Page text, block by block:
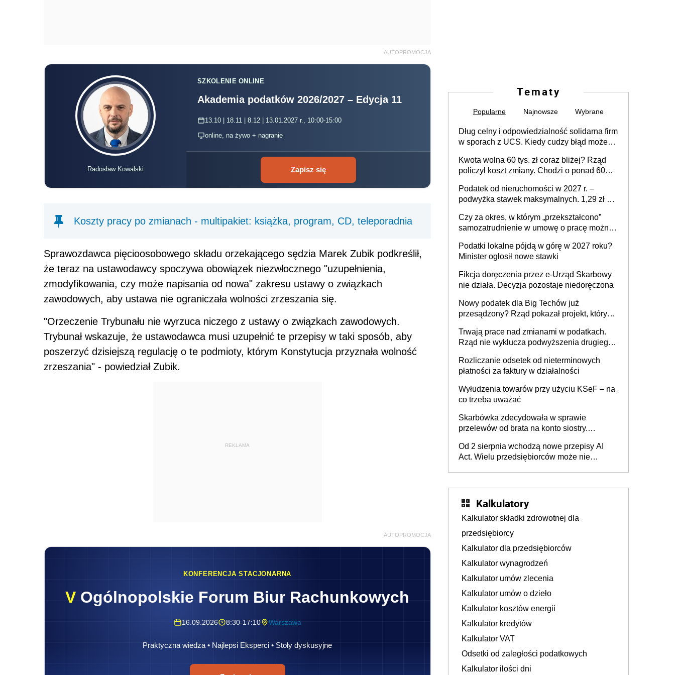
AUTOPROMOCJA
Radosław Kowalski
SZKOLENIE ONLINE
Akademia podatków 2026/2027 – Edycja 11
13.10 | 18.11 | 8.12 | 13.01.2027 r., 10:00-15:00
online, na żywo + nagranie
Zapisz się
Koszty pracy po zmianach - multipakiet: książka, program, CD, teleporadnia
Sprawozdawca pięcioosobowego składu orzekającego sędzia Marek Zubik podkreślił,
że teraz na ustawodawcy spoczywa obowiązek niezwłocznego "uzupełnienia,
zmodyfikowania, czy może napisania od nowa" zakresu ustawy o związkach
zawodowych, aby ustawa nie ograniczała wolności zrzeszania się.
"Orzeczenie Trybunału nie wyrzuca niczego z ustawy o związkach zawodowych.
Trybunał wskazuje, że ustawodawca musi uzupełnić te przepisy w taki sposób, aby
poszerzyć dzisiejszą regulację o te podmioty, którym Konstytucja przyznała wolność
zrzeszania" - powiedział Zubik.
REKLAMA
AUTOPROMOCJA
KONFERENCJA STACJONARNA
V Ogólnopolskie Forum Biur Rachunkowych
16.09.2026 8:30-17:10 Warszawa
Praktyczna wiedza • Najlepsi Eksperci • Stoły dyskusyjne
Tematy
Popularne Najnowsze Wybrane
Dług celny i odpowiedzialność solidarna firm
w sporach z UCS. Kiedy cudzy błąd może
Kwota wolna 60 tys. zł coraz bliżej? Rząd
policzył koszt zmiany. Chodzi o ponad 60
Podatek od nieruchomości w 2027 r. –
podwyżka stawek maksymalnych. 1,29 zł za
budynków i lokali związanych z
prowadzeniem działalności gospodarczej
Czy za okres, w którym „przekształcono”
samozatrudnienie w umowę o pracę można
umowy cywilnoprawnej jedynym
racjonalnym wyjściem
Podatki lokalne pójdą w górę w 2027 roku?
Minister ogłosił nowe stawki
Fikcja doręczenia przez e-Urząd Skarbowy
nie działa. Decyzja pozostaje niedoręczona
Nowy podatek dla Big Techów już
przesądzony? Rząd pokazał projekt, który
Trwają prace nad zmianami w podatkach.
Rząd nie wyklucza podwyższenia drugiego
Rozliczanie odsetek od nieterminowych
płatności za faktury w działalności
Wyłudzenia towarów przy użyciu KSeF – na
co trzeba uważać
Skarbówka zdecydowała w sprawie
przelewów od brata na konto siostry.
darowizna, ale podatku jednak nie będzie
Od 2 sierpnia wchodzą nowe przepisy AI
Act. Wielu przedsiębiorców może nie
Kalkulatory
Kalkulator składki zdrowotnej dla
przedsiębiorcy
Kalkulator dla przedsiębiorców
Kalkulator wynagrodzeń
Kalkulator umów zlecenia
Kalkulator umów o dzieło
Kalkulator kosztów energii
Kalkulator kredytów
Kalkulator VAT
Odsetki od zaległości podatkowych
Kalkulator ilości dni